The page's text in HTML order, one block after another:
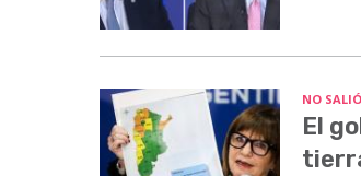
NO
El